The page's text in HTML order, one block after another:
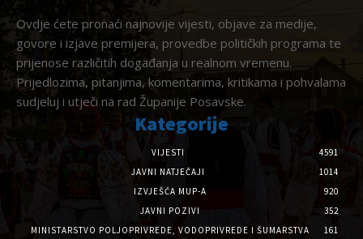
Ovdje ćete pronaći najnovije vijesti, objave za medije,
govore i izjave premijera, provedbe političkih programa te
prijenose različitih događanja u realnom vremenu.
Prijedlozima, pitanjima, komentarima, kritikama i pohvalama
sudjeluj i utječi na rad Županije Posavske.
Kategorije
VIJESTI
4591
JAVNI NATJEČAJI
1014
IZVJEŠĆA MUP-A
920
JAVNI POZIVI
352
MINISTARSTVO POLJOPRIVREDE, VODOPRIVREDE I ŠUMARSTVA
161